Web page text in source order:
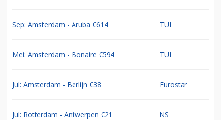
Sep: Amsterdam - Aruba €614 TUI
Mei: Amsterdam - Bonaire €594 TUI
Jul: Amsterdam - Berlijn €38 Eurostar
Jul: Rotterdam - Antwerpen €21 NS